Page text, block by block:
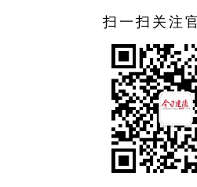
扫一扫关注